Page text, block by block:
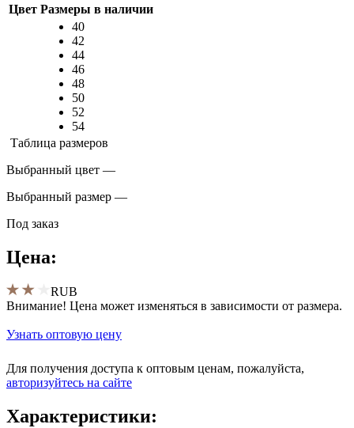
Цвет Размеры в наличии
40
42
44
46
48
50
52
54
Таблица размеров
Выбранный цвет —
Выбранный размер —
Под заказ
Цена:
RUB
Внимание! Цена может изменяться в зависимости от размера.
Узнать оптовую цену
Для получения доступа к оптовым ценам, пожалуйста,
aвторизуйтесь на сайте
Характеристики: